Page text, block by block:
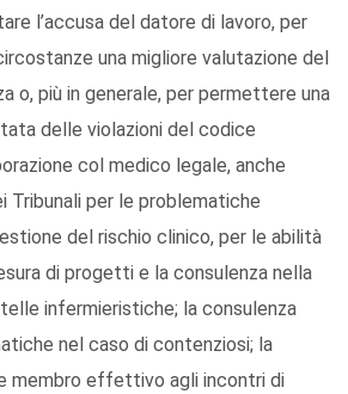
l’accusa del datore di lavoro, per
una migliore valutazione del
o, più in generale, per permettere una
delle violazioni del codice
col medico legale, anche
Tribunali per le problematiche
del rischio clinico, per le abilità
di progetti e la consulenza nella
infermieristiche; la consulenza
nel caso di contenziosi; la
membro effettivo agli incontri di